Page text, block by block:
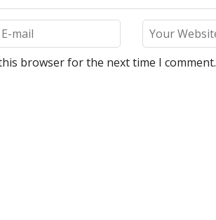
browser for the next time I comment.